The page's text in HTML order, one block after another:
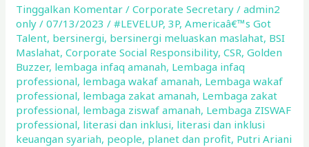
Tinggalkan Komentar /Corporate Secretary /admin2
only/07/13/2023/#LEVELUP,3P,Americaâ€™s Got
Talent, bersinergi, bersinergi meluaskan maslahat, BSI
Maslahat,Corporate Social Responsibility,CSR,Golden
Buzzer, lembaga infaq amanah, Lembaga infaq
professional, lembaga wakaf amanah, Lembaga wakaf
professional, lembaga zakat amanah, Lembaga zakat
professional, lembaga ziswaf amanah, Lembaga ZISWAF
professional, literasi dan inklusi, literasi dan inklusi
keuangan syariah, people, planet dan profit, Putri Ariani